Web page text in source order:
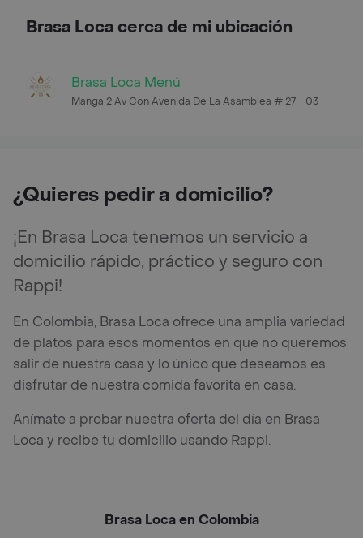
Brasa Loca cerca de mi ubicación
Brasa Loca Menú
Manga 2 Av Con Avenida De La Asamblea # 27 - 03
¿Quieres pedir a domicilio?
¡En Brasa Loca tenemos un servicio a
domicilio rápido, práctico y seguro con
Rappi!
En Colombia, Brasa Loca ofrece una amplia variedad
de platos para esos momentos en que no queremos
salir de nuestra casa y lo único que deseamos es
disfrutar de nuestra comida favorita en casa.
Anímate a probar nuestra oferta del día en Brasa
Loca y recibe tu domicilio usando Rappi.
Brasa Loca en Colombia